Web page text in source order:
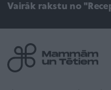
Vairāk rakstu no